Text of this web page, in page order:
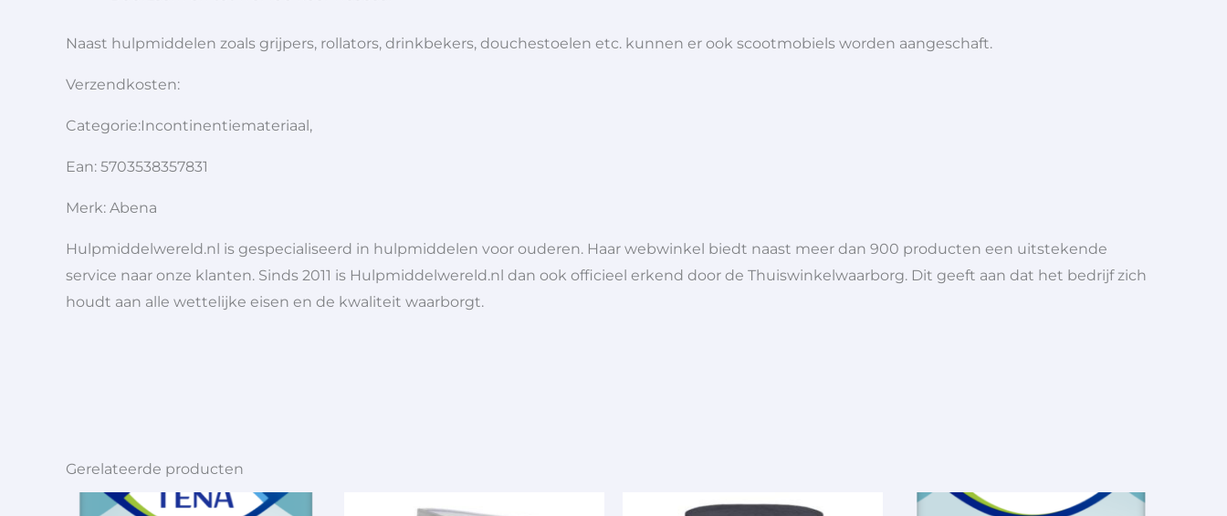
Naast hulpmiddelen zoals grijpers, rollators, drinkbekers, douchestoelen etc. kunnen er ook scootmobiels worden aangeschaft.
Verzendkosten:
Categorie:Incontinentiemateriaal,
Ean: 5703538357831
Merk: Abena
Hulpmiddelwereld.nl is gespecialiseerd in hulpmiddelen voor ouderen. Haar webwinkel biedt naast meer dan 900 producten een uitstekende
service naar onze klanten. Sinds 2011 is Hulpmiddelwereld.nl dan ook officieel erkend door de Thuiswinkelwaarborg. Dit geeft aan dat het bedrijf zich
houdt aan alle wettelijke eisen en de kwaliteit waarborgt.
Gerelateerde producten